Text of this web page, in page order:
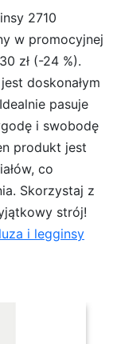
2710
w promocyjnej
zł (-24 %).
doskonałym
pasuje
i swobodę
produkt jest
co
Skorzystaj z
strój!
i legginsy